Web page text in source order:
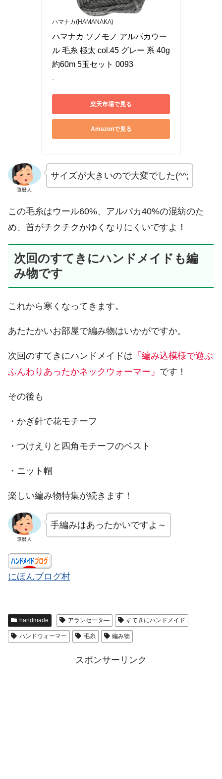
ハマナカ(HAMANAKA)
ハマナカ ソノモノ アルパカウー
ル 毛糸 極太 col.45 グレー 系 40g
約60m 5玉セット 0093
-
楽天市場で見る
Amazonで見る
還暦人
サイズが大きいので大変でした(^^;
この毛糸はウール60%、アルパカ40%の混紡のた
め、首がチクチクかゆくなりにくいですよ！
次回のすてきにハンドメイドも編
み物です
これから寒くなってきます。
あたたかいお部屋で編み物はいかがですか。
次回のすてきにハンドメイドは 「編み込模様で遊ぶ
ふんわりあったかネックウォーマー」 です！
その後も
・かぎ針で花モチーフ
・つけえりと四角モチーフのベスト
・ニット帽
楽しい編み物特集が続きます！
還暦人
手編みはあったかいですよ～
にほんブログ村
handmade アランセータ― すてきにハンドメイド
ハンドウォーマー 毛糸 編み物
スポンサーリンク